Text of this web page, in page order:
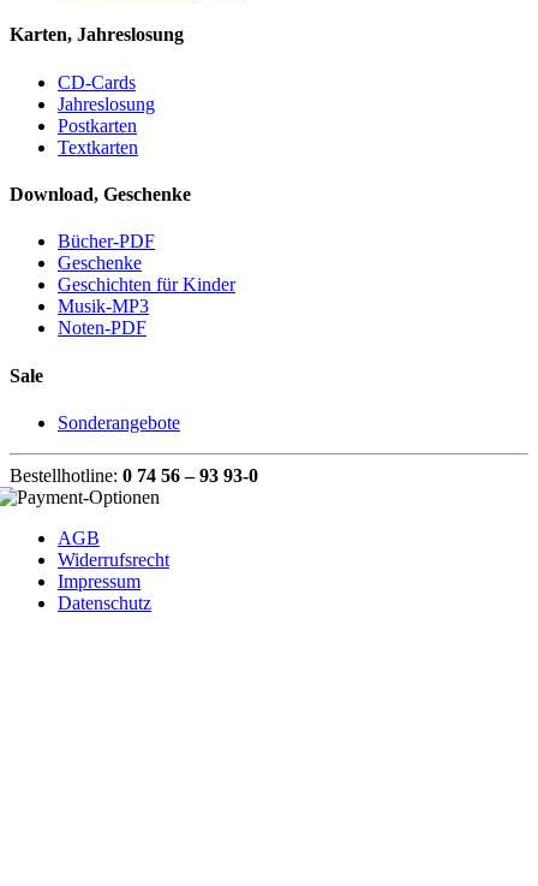
Karten, Jahreslosung
CD-Cards
Jahreslosung
Postkarten
Textkarten
Download, Geschenke
Bücher-PDF
Geschenke
Geschichten für Kinder
Musik-MP3
Noten-PDF
Sale
Sonderangebote
Bestellhotline: 0 74 56 – 93 93-0
AGB
Widerrufsrecht
Impressum
Datenschutz